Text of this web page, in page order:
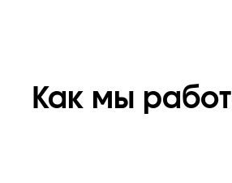
Как мы